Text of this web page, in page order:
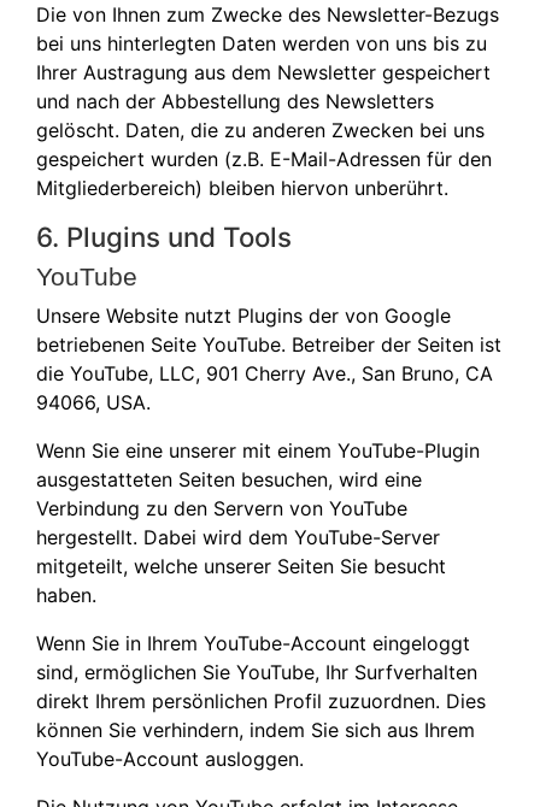
Die von Ihnen zum Zwecke des Newsletter-Bezugs
bei uns hinterlegten Daten werden von uns bis zu
Ihrer Austragung aus dem Newsletter gespeichert
und nach der Abbestellung des Newsletters
gelöscht. Daten, die zu anderen Zwecken bei uns
gespeichert wurden (z.B. E-Mail-Adressen für den
Mitgliederbereich) bleiben hiervon unberührt.
6. Plugins und Tools
YouTube
Unsere Website nutzt Plugins der von Google
betriebenen Seite YouTube. Betreiber der Seiten ist
die YouTube, LLC, 901 Cherry Ave., San Bruno, CA
94066, USA.
Wenn Sie eine unserer mit einem YouTube-Plugin
ausgestatteten Seiten besuchen, wird eine
Verbindung zu den Servern von YouTube
hergestellt. Dabei wird dem YouTube-Server
mitgeteilt, welche unserer Seiten Sie besucht
haben.
Wenn Sie in Ihrem YouTube-Account eingeloggt
sind, ermöglichen Sie YouTube, Ihr Surfverhalten
direkt Ihrem persönlichen Profil zuzuordnen. Dies
können Sie verhindern, indem Sie sich aus Ihrem
YouTube-Account ausloggen.